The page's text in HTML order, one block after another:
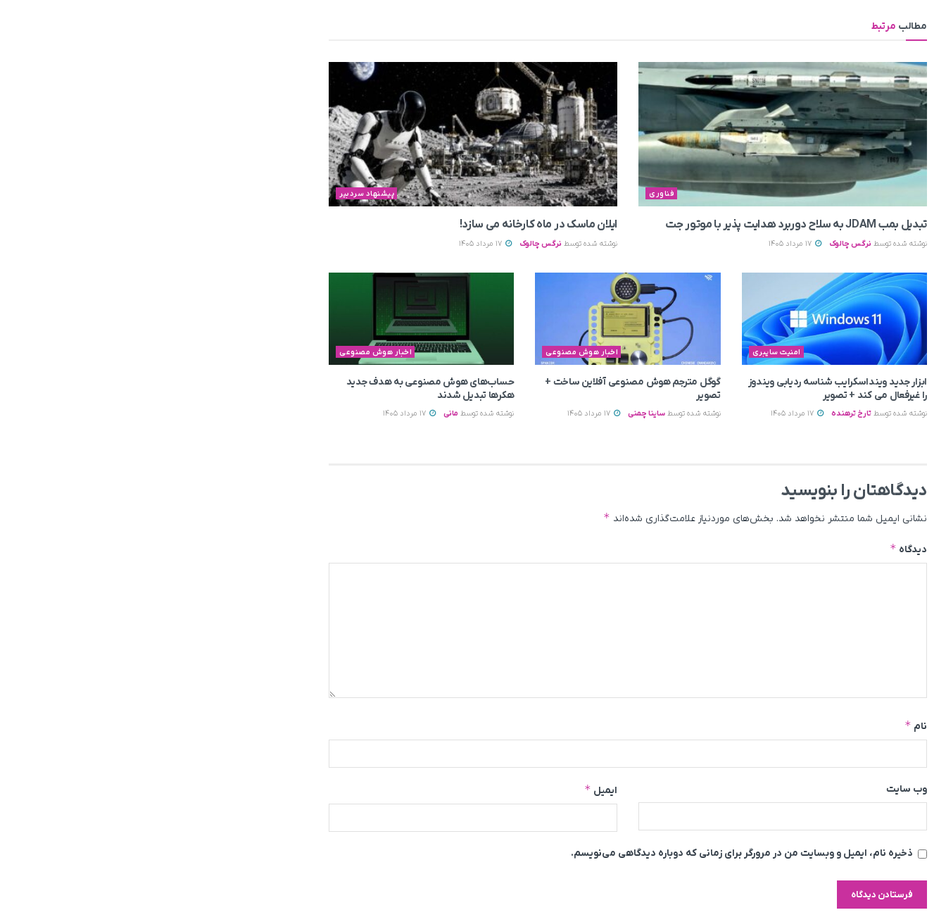
مطالب مرتبط
فناوری
تبدیل بمب JDAM به سلاح دوربرد هدایت پذیر با موتور جت
نوشته شده توسط نرگس چالوک
پیشنهاد سردبیر
ایلان ماسک در ماه کارخانه می سازد!
نوشته شده توسط نرگس چالوک
امنیت سایبری
ابزار جدید وینداسکرایب شناسه ردیابی ویندوز
را غیرفعال می‌ کند + تصویر
نوشته شده توسط تارخ ترهنده
اخبار هوش مصنوعی
گوگل مترجم هوش مصنوعی آفلاین ساخت +
تصویر
نوشته شده توسط ساینا چمنی 17 مرداد 1405
اخبار هوش مصنوعی
حساب‌های هوش مصنوعی به هدف جدید
هکرها تبدیل شدند
نوشته شده توسط مانی
دیدگاهتان را بنویسید
نشانی ایمیل شما منتشر نخواهد شد. بخش‌های موردنیاز علامت‌گذاری شده‌اند *
دیدگاه *
نام *
ایمیل * وب‌ سایت
ذخیره نام، ایمیل و وبسایت من در مرورگر برای زمانی که دوباره دیدگاهی می‌نویسم.